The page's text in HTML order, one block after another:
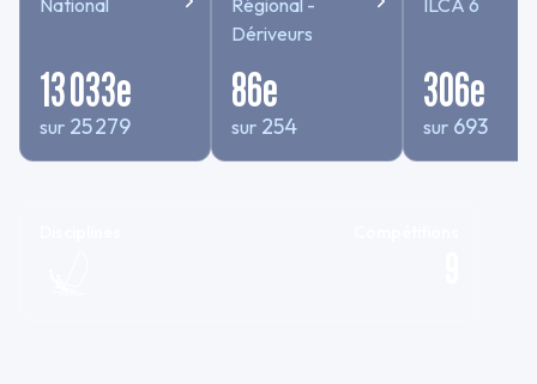
National
13 033e
sur 25 279
Régional -
Dériveurs
86e
sur 254
ILCA 6
306e
sur 693